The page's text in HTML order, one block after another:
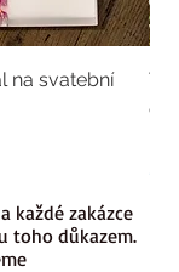
na svatební
každé zakázce
toho důkazem.